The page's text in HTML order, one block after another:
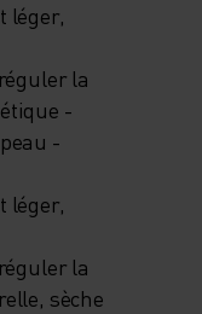
léger,
la
-
-
léger,
la
sèche